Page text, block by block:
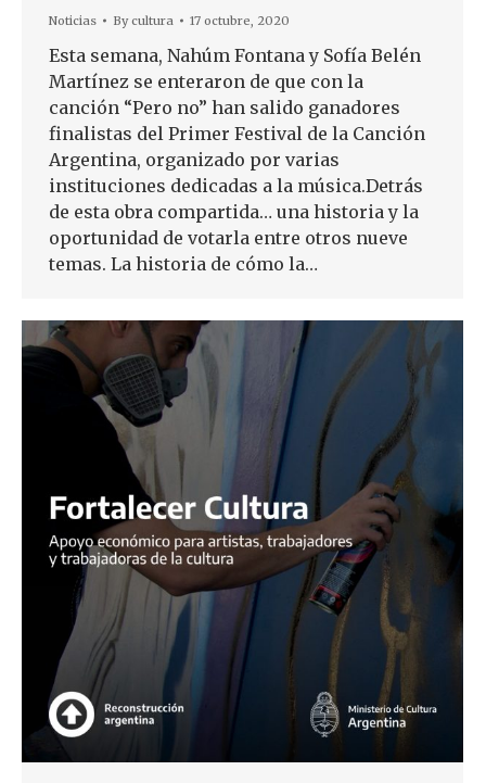
Noticias Bycultura 17 octubre, 2020
Esta semana, Nahúm Fontana y Sofía Belén
Martínez se enteraron de que con la
canción “Pero no” han salido ganadores
finalistas del Primer Festival de la Canción
Argentina, organizado por varias
instituciones dedicadas a la música.Detrás
de esta obra compartida… una historia y la
oportunidad de votarla entre otros nueve
temas. La historia de cómo la…